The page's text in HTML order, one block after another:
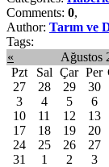
Comments: 0,
Author: Tarım ve
Tags:
«
Ağustos
Pzt
Sal Çar Per
27
28 29 30
3
4 5 6
10
11 12 13
17
18 19 20
24
25 26 27
31
1 2 3